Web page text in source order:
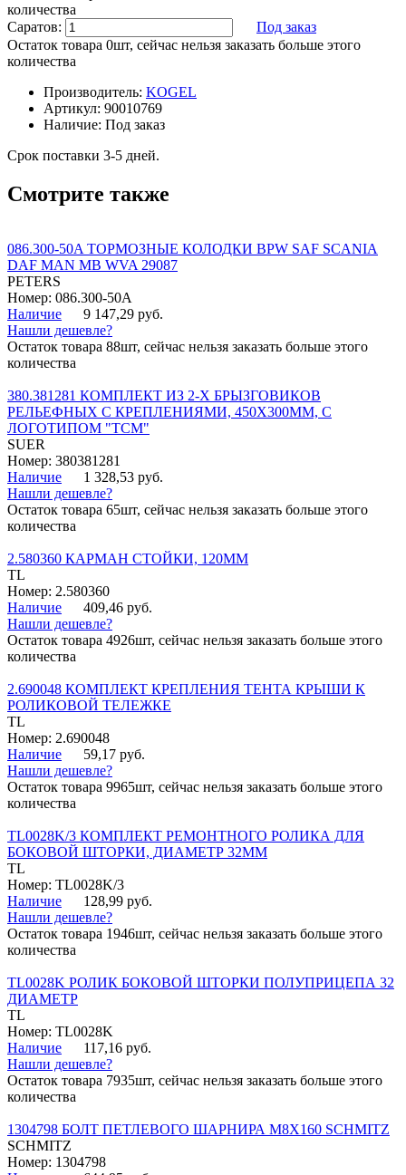
количества
Саратов:
Под заказ
Остаток товара 0шт, сейчас нельзя заказать больше этого
количества
Производитель: KOGEL
Артикул: 90010769
Наличие: Под заказ
Срок поставки 3-5 дней.
Смотрите также
086.300-50A ТОРМОЗНЫЕ КОЛОДКИ BPW SAF SCANIA
DAF MAN MB WVA 29087
PETERS
Номер: 086.300-50A
Наличие
9 147,29 руб.
Нашли дешевле?
Остаток товара 88шт, сейчас нельзя заказать больше этого
количества
380.381281 КОМПЛЕКТ ИЗ 2-Х БРЫЗГОВИКОВ
РЕЛЬЕФНЫХ С КРЕПЛЕНИЯМИ, 450Х300ММ, С
ЛОГОТИПОМ "ТСМ"
SUER
Номер: 380381281
Наличие
1 328,53 руб.
Нашли дешевле?
Остаток товара 65шт, сейчас нельзя заказать больше этого
количества
2.580360 КАРМАН СТОЙКИ, 120ММ
TL
Номер: 2.580360
Наличие
409,46 руб.
Нашли дешевле?
Остаток товара 4926шт, сейчас нельзя заказать больше этого
количества
2.690048 КОМПЛЕКТ КРЕПЛЕНИЯ ТЕНТА КРЫШИ К
РОЛИКОВОЙ ТЕЛЕЖКЕ
TL
Номер: 2.690048
Наличие
59,17 руб.
Нашли дешевле?
Остаток товара 9965шт, сейчас нельзя заказать больше этого
количества
TL0028K/3 КОМПЛЕКТ РЕМОНТНОГО РОЛИКА ДЛЯ
БОКОВОЙ ШТОРКИ, ДИАМЕТР 32ММ
TL
Номер: TL0028K/3
Наличие
128,99 руб.
Нашли дешевле?
Остаток товара 1946шт, сейчас нельзя заказать больше этого
количества
TL0028K РОЛИК БОКОВОЙ ШТОРКИ ПОЛУПРИЦЕПА 32
ДИАМЕТР
TL
Номер: TL0028K
Наличие
117,16 руб.
Нашли дешевле?
Остаток товара 7935шт, сейчас нельзя заказать больше этого
количества
1304798 БОЛТ ПЕТЛЕВОГО ШАРНИРА М8Х160 SCHMITZ
SCHMITZ
Номер: 1304798